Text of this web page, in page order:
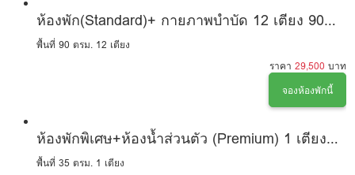
ห้องพัก(Standard)+ กายภาพบำบัด 12 เตียง 90
ตรม
พื้นที่ 90 ตรม. 12 เตียง
ราคา 29,500 บาท
จองห้องพักนี้
ห้องพักพิเศษ+ห้องน้ำส่วนตัว (Premium) 1 เตียง
35 ตรม.
พื้นที่ 35 ตรม. 1 เตียง